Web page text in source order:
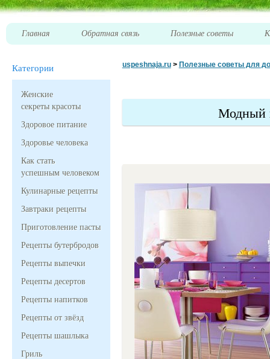
Главная Обратная связь Полезные советы
Категории
Женские
секреты красоты
Здоровое питание
Здоровье человека
Как стать
успешным человеком
Кулинарные рецепты
Завтраки рецепты
Приготовление пасты
Рецепты бутербродов
Рецепты выпечки
Рецепты десертов
Рецепты напитков
Рецепты от звёзд
Рецепты шашлыка
Гриль
uspeshnaja.ru> Полезные советы для
Модный